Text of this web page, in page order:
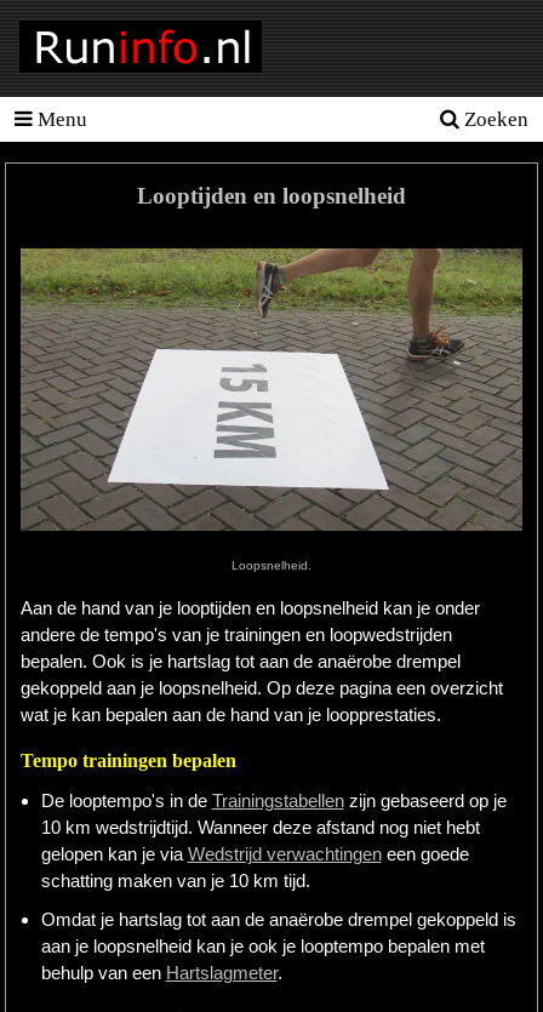
Menu Zoeken
Homepage
Hardloopschema's
Hardloopblessures
Hartslagmeter
Wedstrijden
Sportvoeding
Ideale
Extra
Tips
Looptijden en loopsnelheid
Loopsnelheid.
Aan de hand van je looptijden en loopsnelheid kan je onder
andere de tempo's van je trainingen en loopwedstrijden
bepalen. Ook is je hartslag tot aan de anaërobe drempel
gekoppeld aan je loopsnelheid. Op deze pagina een overzicht
wat je kan bepalen aan de hand van je loopprestaties.
Tempo trainingen bepalen
De looptempo's in de Trainingstabellenzijn gebaseerd op je
10 km wedstrijdtijd. Wanneer deze afstand nog niet hebt
gelopen kan je via Wedstrijd verwachtingeneen goede
schatting maken van je 10 km tijd.
Omdat je hartslag tot aan de anaërobe drempel gekoppeld is
aan je loopsnelheid kan je ook je looptempo bepalen met
behulp van een Hartslagmeter.